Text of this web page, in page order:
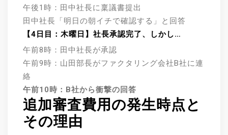
午後1時：田中社長に稟議書提出
田中社長「明日の朝イチで確認する」と回答
【4日目：木曜日】社長承認完了、しかし…
午前8時：田中社長が承認
午前9時：山田部長がファクタリング会社B社に連
絡
午前10時：B社から衝撃の回答
追加審査費用の発生時点と
その理由